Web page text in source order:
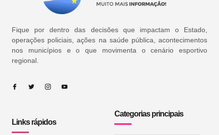
Fique por dentro das decisões que impactam o Estado,
operações policiais, ações na saúde pública, acontecimentos
nos municípios e o que movimenta o cenário esportivo
regional.
Links rápidos
Categorias principais